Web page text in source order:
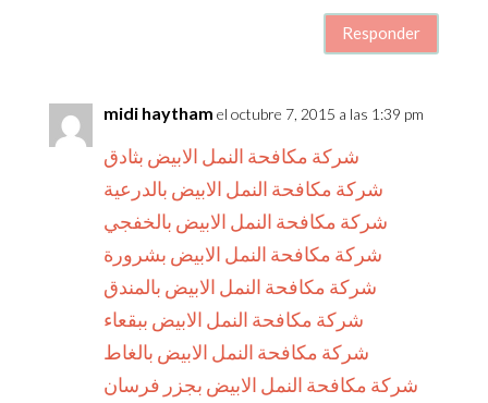
Responder
midi haytham el octubre 7, 2015 a las 1:39 pm
شركة مكافحة النمل الابيض بثادق
شركة مكافحة النمل الابيض بالدرعية
شركة مكافحة النمل الابيض بالخفجي
شركة مكافحة النمل الابيض بشرورة
شركة مكافحة النمل الابيض بالمندق
شركة مكافحة النمل الابيض ببقعاء
شركة مكافحة النمل الابيض بالغاط
شركة مكافحة النمل الابيض بجزر فرسان